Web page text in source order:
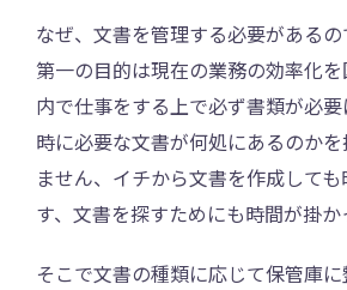
なぜ、文書を管理する必要があるの
第一の目的は現在の業務の効率化
内で仕事をする上で必ず書類が必
時に必要な文書が何処にあるのか
ません、イチから文書を作成して
す、文書を探すためにも時間が掛か
そこで文書の種類に応じて保管庫